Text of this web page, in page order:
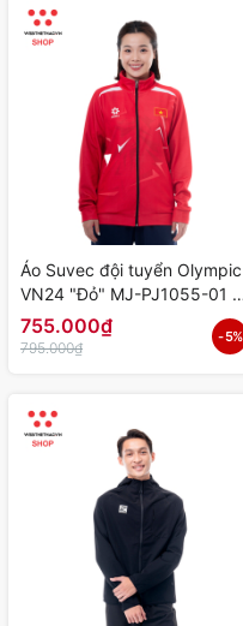
Áo Suvec đội tuyển Olympic
VN24 "Đỏ" MJ-PJ1055-01 -
Hàng Chính Hãng
755.000₫
795.000₫
- 5%